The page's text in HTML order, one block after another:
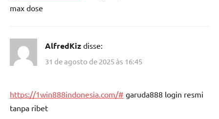
max dose
AlfredKiz disse:
31 de agosto de 2025 às 16:45
https://1win888indonesia.com/# garuda888 login resmi
tanpa ribet